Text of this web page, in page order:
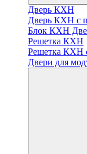
Дверь КХН
Дверь КХН с
Блок КХН
Решетка КХН
Решетка КХН
Двери для